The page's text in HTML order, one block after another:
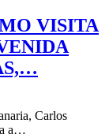
VISITA
Carlos
a…